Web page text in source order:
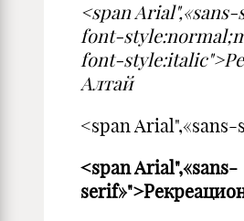
<span
font-
font-
Алтай
<span
<span Arial",«sans-